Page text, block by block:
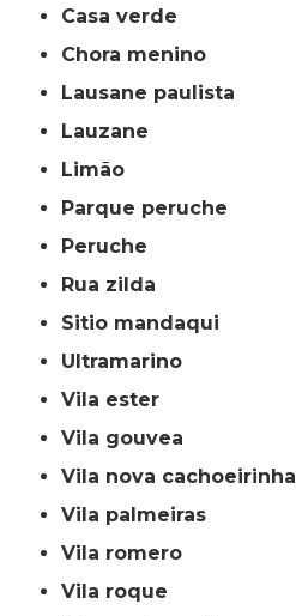
casa verde
chora menino
lausane paulista
lauzane
limão
parque peruche
peruche
rua zilda
sitio mandaqui
ultramarino
vila ester
vila gouvea
vila nova cachoeirinha
vila palmeiras
vila romero
vila roque